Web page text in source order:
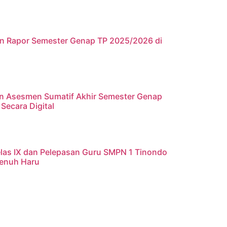
Rapor Semester Genap TP 2025/2026 di
Asesmen Sumatif Akhir Semester Genap
Digital
IX dan Pelepasan Guru SMPN 1 Tinondo
Haru